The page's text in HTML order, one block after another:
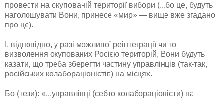
провести на окупованій території вибори (...бо це, будуть
наголошувати Вони, принесе «мир» — вище вже згадано
про це).
І, відповідно, у разі можливої реінтеграції чи то
визволення окупованих Росією територій, Вони будуть
казати, що треба зберегти частину управлінців (так-так,
російських колабораціоністів) на місцях.
Бо (тези): «...управлінці (себто колабораціоністи) на